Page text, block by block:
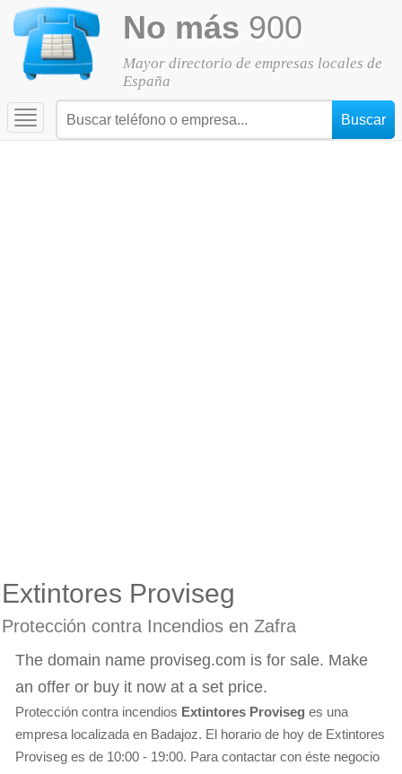
No más 900
Mayor directorio de empresas locales de
España
Toggle
navigation
Extintores Proviseg
Protección contra Incendios en Zafra
The domain name proviseg.com is for sale. Make
an offer or buy it now at a set price.
Protección contra incendios Extintores Proviseg es una
empresa localizada en Badajoz. El horario de hoy de Extintores
Proviseg es de 10:00 - 19:00. Para contactar con éste negocio